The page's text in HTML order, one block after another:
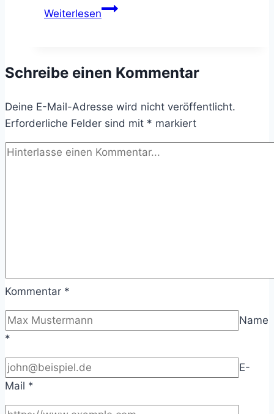
WeiterlesenVorstandssitzung
Schreibe einen Kommentar
Deine E-Mail-Adresse wird nicht veröffentlicht.
Erforderliche Felder sind mit * markiert
Kommentar *
Name
*
E-
Mail *